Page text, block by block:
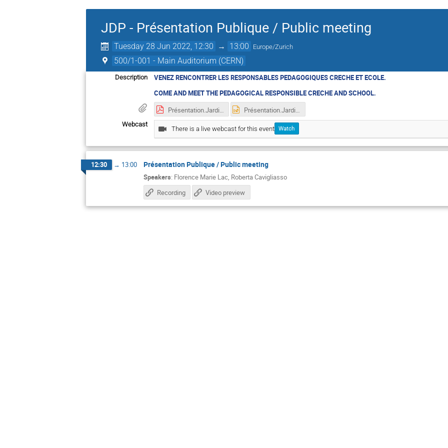
JDP - Présentation Publique / Public meeting
Tuesday 28 Jun 2022, 12:30 → 13:00 Europe/Zurich
500/1-001 - Main Auditorium (CERN)
Description
VENEZ RENCONTRER LES RESPONSABLES PEDAGOGIQUES CRECHE ET ECOLE.
COME AND MEET THE PEDAGOGICAL RESPONSIBLE CRECHE AND SCHOOL.
Webcast
There is a live webcast for this event Watch
12:30 → 13:00 Présentation Publique / Public meeting
Speakers: Florence Marie Lac, Roberta Cavigliasso
Recording
Video preview